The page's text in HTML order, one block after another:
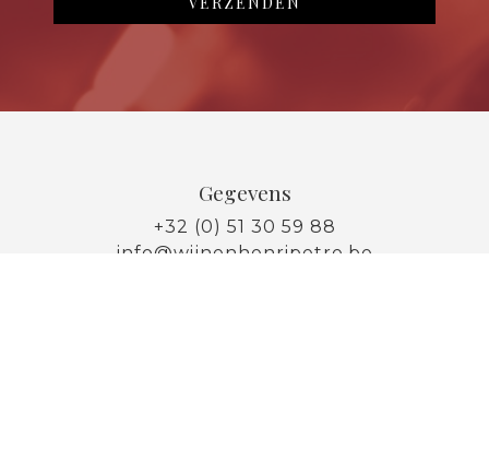
Gegevens
+32 (0) 51 30 59 88
info@wijnenhenripetre.be